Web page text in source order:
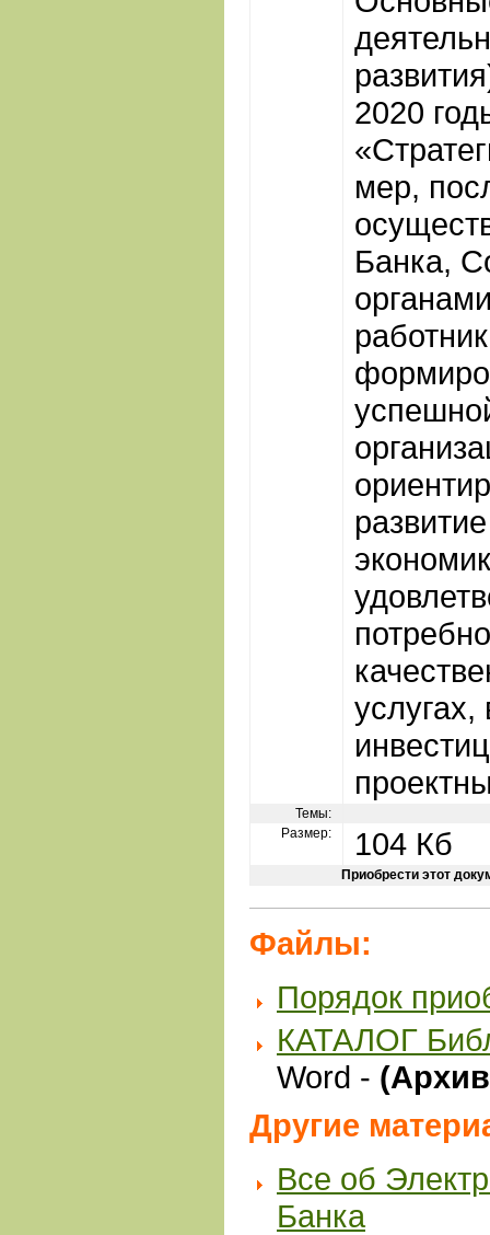
2020
мер,
Банка,
Темы:
Размер:
104 Кб
Приобрести этот
Файлы:
Порядок
КАТАЛОГ
Word -
Другие
Все об
Банка